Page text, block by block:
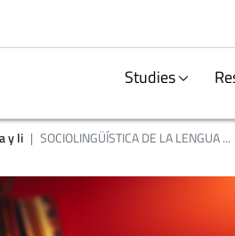
Studies
y li SOCIOLINGÜÍSTICA DE LA LENGUA ...